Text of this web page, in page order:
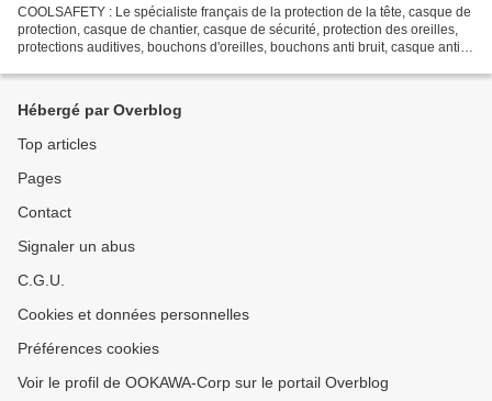
COOLSAFETY : Le spécialiste français de la protection de la tête, casque de
protection, casque de chantier, casque de sécurité, protection des oreilles,
protections auditives, bouchons d'oreilles, bouchons anti bruit, casque anti
Hébergé par Overblog
Top articles
Pages
Contact
Signaler un abus
C.G.U.
Cookies et données personnelles
Préférences cookies
Voir le profil de OOKAWA-Corp sur le portail Overblog